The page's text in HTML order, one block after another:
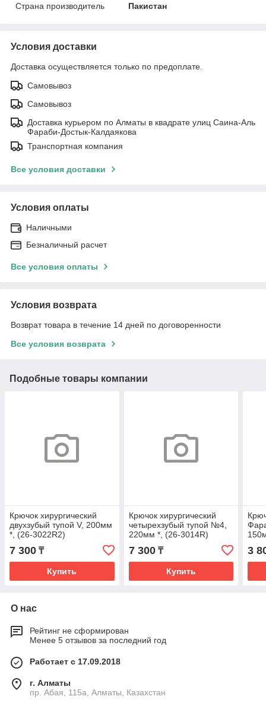
Страна производитель
Пакистан
Условия доставки
Доставка осуществляется только по предоплате.
Самовывоз
Самовывоз
Доставка курьером по Алматы в квадрате улиц Саина-Аль
Фараби-Достык-Калдаякова
Транспортная компания
Все условия доставки
Условия оплаты
Наличными
Безналичный расчет
Все условия оплаты
Условия возврата
Возврат товара в течение 14 дней по договоренности
Все условия возврата
Подобные товары компании
Крючок хирургический
двухзубый тупой V, 200мм
*, (26-3022R2)
7 300 ₸
Купить
Крючок хирургический
четырехзубый тупой №4,
220мм *, (26-3014R)
7 300₸
Купить
3
О нас
Рейтинг не сформирован
Менее 5 отзывов за последний год
Работает с 17.09.2018
г. Алматы
пр. Абая, 115а, Алматы, Казахстан